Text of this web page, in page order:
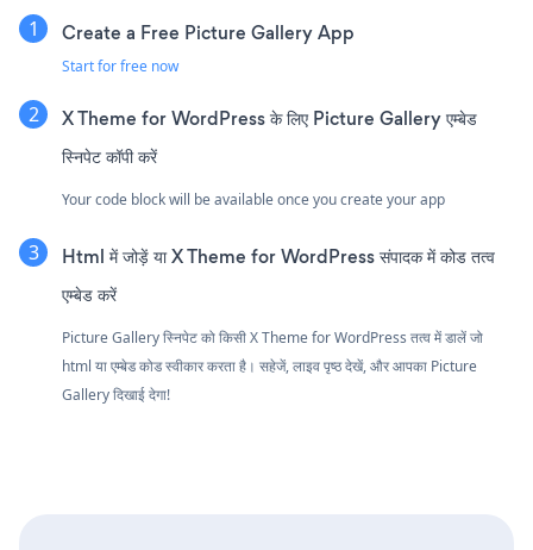
Create a Free Picture Gallery App
Start for free now
X Theme for WordPress के लिए Picture Gallery एम्बेड
स्निपेट कॉपी करें
Your code block will be available once you create your app
Html में जोड़ें या X Theme for WordPress संपादक में कोड तत्व
एम्बेड करें
Picture Gallery स्निपेट को किसी X Theme for WordPress तत्व में डालें जो
html या एम्बेड कोड स्वीकार करता है। सहेजें, लाइव पृष्ठ देखें, और आपका Picture
Gallery दिखाई देगा!